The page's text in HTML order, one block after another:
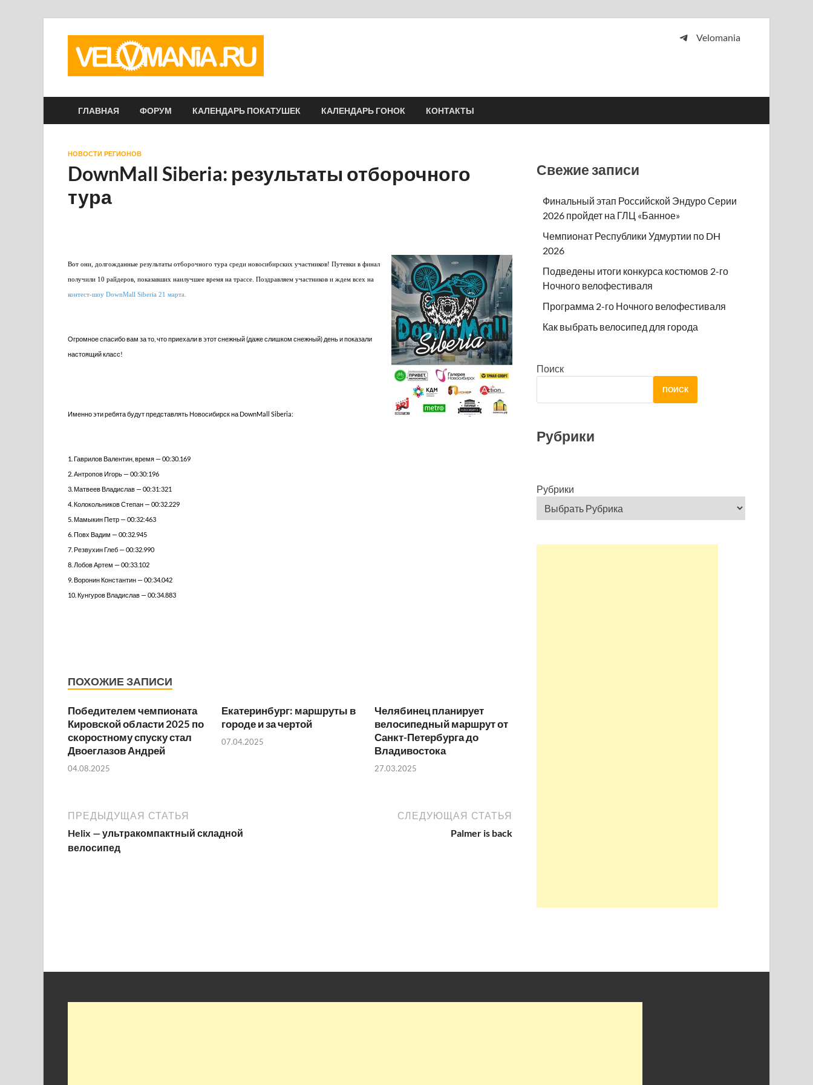
Velomania
ГЛАВНАЯ ФОРУМ КАЛЕНДАРЬ ПОКАТУШЕК КАЛЕНДАРЬ ГОНОК КОНТАКТЫ
НОВОСТИ РЕГИОНОВ
DownMall Siberia: результаты отборочного
тура
Вот они, долгожданные результаты отборочного тура среди новосибирских участников! Путевки в финал
получили 10 райдеров, показавших наилучшее время на трассе. Поздравляем участников и ждем всех на
контест-шоу DownMall Siberia 21 марта.
Огромное спасибо вам за то, что приехали в этот снежный (даже слишком снежный) день и показали
настоящий класс!
Именно эти ребята будут представлять Новосибирск на DownMall Siberia:
1. Гаврилов Валентин, время — 00:30.169
2. Антропов Игорь — 00:30:196
3. Матвеев Владислав — 00:31:321
4. Колокольников Степан — 00:32.229
5. Мамыкин Петр — 00:32:463
6. Повх Вадим — 00:32.945
7. Резвухин Глеб — 00:32.990
8. Лобов Артем — 00:33.102
9. Воронин Константин — 00:34.042
10. Кунгуров Владислав — 00:34.883
ПОХОЖИЕ ЗАПИСИ
Победителем чемпионата
Кировской области 2025 по
скоростному спуску стал
Двоеглазов Андрей
04.08.2025
Екатеринбург: маршруты в
городе и за чертой
07.04.2025
Челябинец планирует
велосипедный маршрут от
Санкт-Петербурга до
Владивостока
27.03.2025
ПРЕДЫДУЩАЯ СТАТЬЯ
Helix — ультракомпактный складной
велосипед
СЛЕДУЮЩАЯ СТАТЬЯ
Palmer is back
Свежие записи
Финальный этап Российской Эндуро Серии
2026 пройдет на ГЛЦ «Банное»
Чемпионат Республики Удмуртии по DH
2026
Подведены итоги конкурса костюмов 2-го
Ночного велофестиваля
Программа 2-го Ночного велофестиваля
Как выбрать велосипед для города
Поиск
ПОИСК
Рубрики
Рубрики